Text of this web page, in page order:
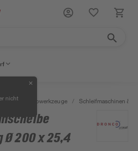
nicht
✕
/ Elektrowerkzeuge / Schleifmaschinen &
Ø 200 x 25,4